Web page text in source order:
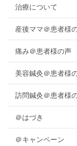
治療について
産後ママ＠患者様
痛み＠患者様の声
美容鍼灸＠患者様
訪問鍼灸＠患者様
＠はづき
＠キャンペーン